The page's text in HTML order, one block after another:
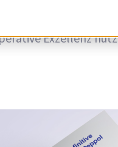
sowie
Exzellenz